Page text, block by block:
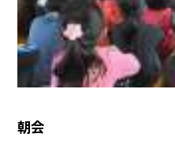
朝会